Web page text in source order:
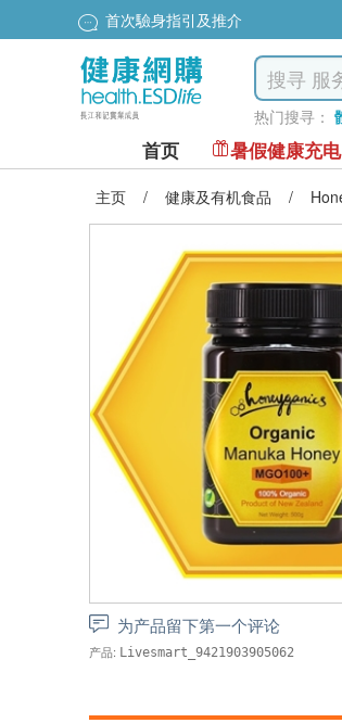
首次驗身指引及推介
热门搜寻：
首页 暑假健康充电
主页 / 健康及有机食品 /
为产品留下第一个评论
产品: Livesmart_9421903905062